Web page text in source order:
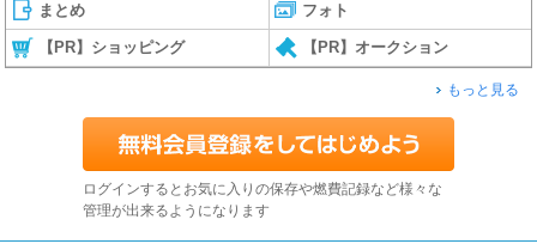
まとめ フォト
【PR】ショッピング 【PR】オークション
もっと見る
ログインするとお気に入りの保存や燃費記録など様々な
管理が出来るようになります